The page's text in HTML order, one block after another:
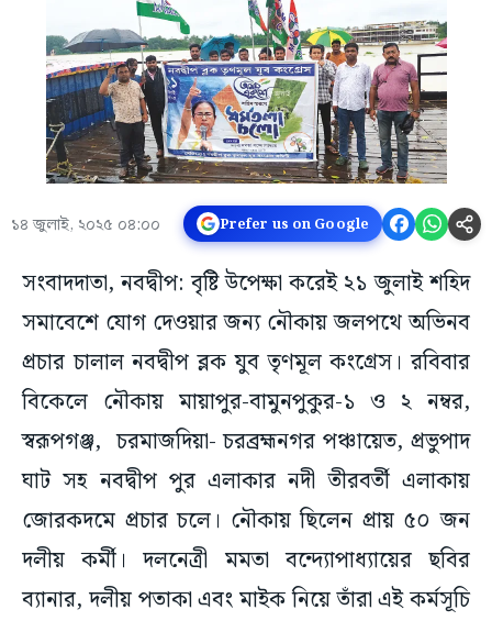
১৪ জুলাই, ২০২৫ ০৪:০০ Prefer us on Google
সংবাদদাতা, নবদ্বীপ: বৃষ্টি উপেক্ষা করেই ২১ জুলাই শহিদ
সমাবেশে যোগ দেওয়ার জন্য নৌকায় জলপথে অভিনব
প্রচার চালাল নবদ্বীপ ব্লক যুব তৃণমূল কংগ্রেস। রবিবার
বিকেলে নৌকায় মায়াপুর-বামুনপুকুর-১ ও ২ নম্বর,
স্বরূপগঞ্জ, চরমাজদিয়া- চরব্রহ্মনগর পঞ্চায়েত, প্রভুপাদ
ঘাট সহ নবদ্বীপ পুর এলাকার নদী তীরবর্তী এলাকায়
জোরকদমে প্রচার চলে। নৌকায় ছিলেন প্রায় ৫০ জন
দলীয় কর্মী। দলনেত্রী মমতা বন্দ্যোপাধ্যায়ের ছবির
ব্যানার, দলীয় পতাকা এবং মাইক নিয়ে তাঁরা এই কর্মসূচি